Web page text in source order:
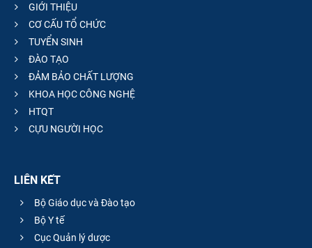
GIỚI THIỆU
CƠ CẤU TỔ CHỨC
TUYỂN SINH
ĐÀO TẠO
ĐẢM BẢO CHẤT LƯỢNG
KHOA HỌC CÔNG NGHỆ
HTQT
CỰU NGƯỜI HỌC
LIÊN KẾT
Bộ Giáo dục và Đào tạo
Bộ Y tế
Cục Quản lý dược